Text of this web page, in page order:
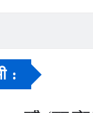
: